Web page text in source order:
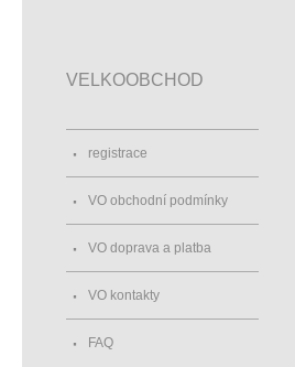
VELKOOBCHOD
registrace
VO obchodní podmínky
VO doprava a platba
VO kontakty
FAQ